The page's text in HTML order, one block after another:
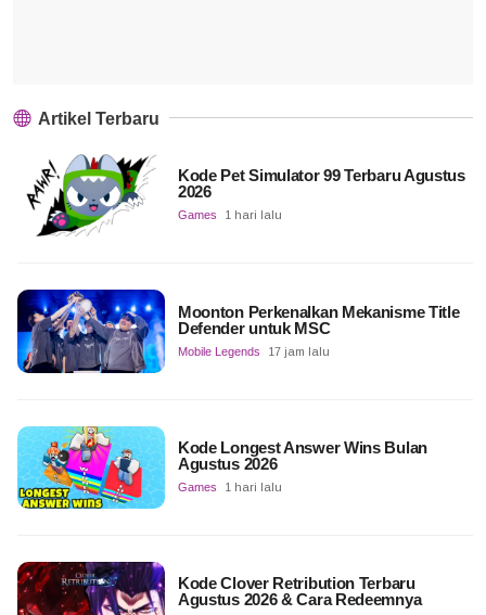
Artikel Terbaru
Kode Pet Simulator 99 Terbaru Agustus
2026
Games 1 hari lalu
Moonton Perkenalkan Mekanisme Title
Defender untuk MSC
Mobile Legends 17 jam lalu
Kode Longest Answer Wins Bulan
Agustus 2026
Games 1 hari lalu
Kode Clover Retribution Terbaru
Agustus 2026 & Cara Redeemnya